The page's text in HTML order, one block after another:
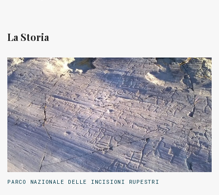
La Storia
PARCO NAZIONALE DELLE INCISIONI RUPESTRI